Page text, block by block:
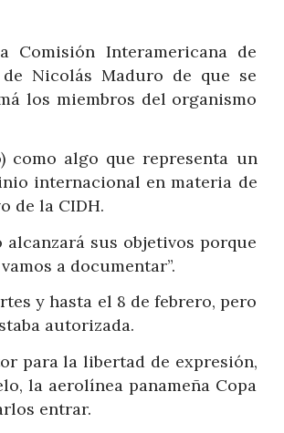
Interamericana de
Nicolás Maduro de que se
los miembros del organismo
como algo que representa un
internacional en materia de
de la CIDH.
sus objetivos porque
a documentar”.
y hasta el 8 de febrero, pero
autorizada.
para la libertad de expresión,
la aerolínea panameña Copa
entrar.